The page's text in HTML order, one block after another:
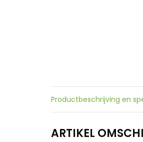
Productbeschrijving en
ARTIKEL